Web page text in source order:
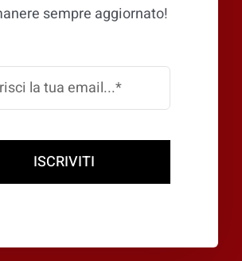
sempre aggiornato!
ISCRIVITI